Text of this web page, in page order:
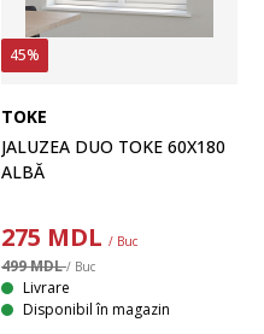
45%
TOKE
JALUZEA DUO TOKE 60X180
ALBĂ
275 MDL / Buc
499 MDL/ Buc
Livrare
Disponibil în magazin